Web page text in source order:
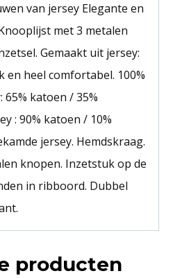
van jersey Elegante en
met 3 metalen
Gemaakt uit jersey:
heel comfortabel. 100%
katoen / 35%
: 90% katoen / 10%
jersey. Hemdskraag.
knopen. Inzetstuk op de
in ribboord. Dubbel
producten